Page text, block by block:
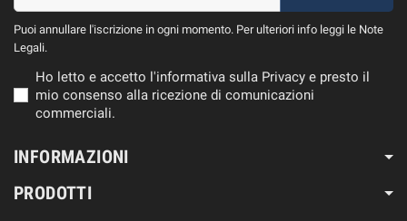
Puoi annullare l'iscrizione in ogni momento. Per ulteriori info leggi le Note
Legali.
Ho letto e accetto l'informativa sulla Privacy e presto il
mio consenso alla ricezione di comunicazioni
commerciali.
INFORMAZIONI
PRODOTTI